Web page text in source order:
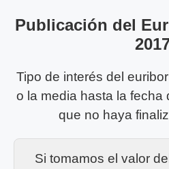
Publicación del
Tipo de interés del
o la media hasta la fecha
que no haya
Si tomamos el valor